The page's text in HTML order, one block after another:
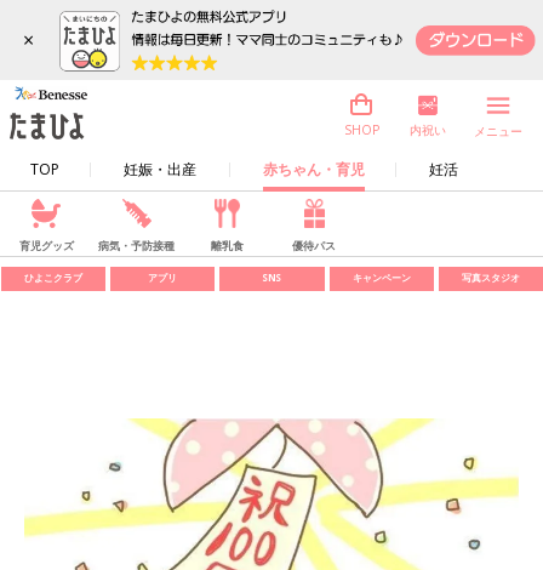
×
TOP 妊娠・出産 赤ちゃん・育児 妊活
SHOP 内祝い メニュー
育児グッズ 病気・予防接種 離乳食 優待パス
ひよこクラブ アプリ SNS キャンペーン 写真スタジオ